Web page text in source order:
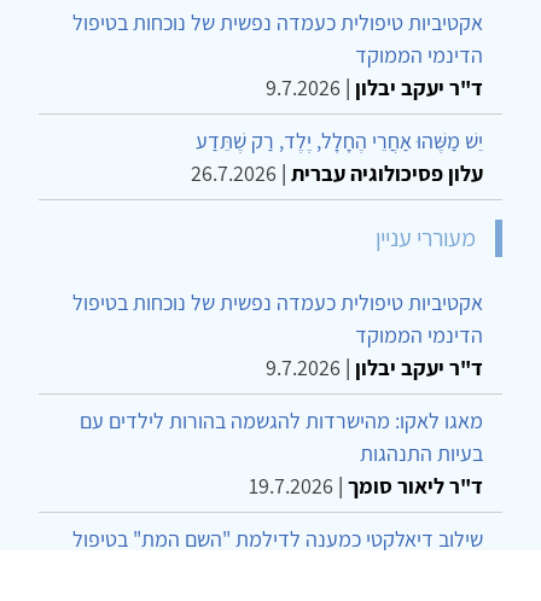
אקטיביות טיפולית כעמדה נפשית של נוכחות בטיפול
הדינמי הממוקד
ד"ר יעקב יבלון |
9.7.2026
יֵשׁ מַשֶּׁהוּ אַחֲרֵי הֶחָלָל, יֶלֶד, רַק שֶׁתֵּדַע
עלון פסיכולוגיה עברית |
26.7.2026
מעוררי עניין
אקטיביות טיפולית כעמדה נפשית של נוכחות בטיפול
הדינמי הממוקד
ד"ר יעקב יבלון |
9.7.2026
מאגו לאקו: מהישרדות להגשמה בהורות לילדים עם
בעיות התנהגות
ד"ר ליאור סומך |
19.7.2026
שילוב דיאלקטי כמענה לדילמת "השם המת" בטיפול